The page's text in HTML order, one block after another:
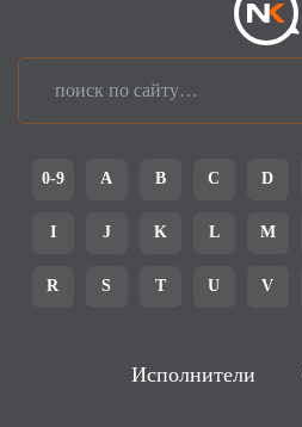
0-9 A B C D
I J K L M
R S T U V
Исполнители